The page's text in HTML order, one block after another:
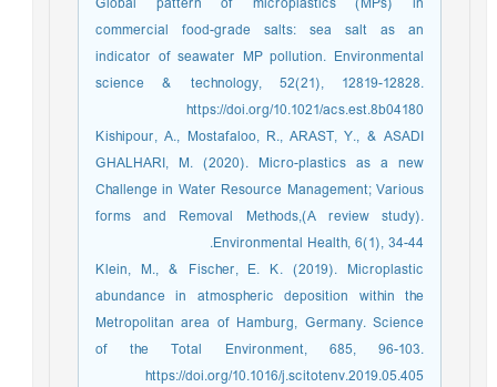
commercial food-grade salts: sea salt as an
indicator of seawater MP pollution. Environmental
science & technology, 52(21), 12819-12828.
https://doi.org/10.1021/acs.est.8b04180
Kishipour, A., Mostafaloo, R., ARAST, Y., & ASADI
GHALHARI, M. (2020). Micro-plastics as a new
Challenge in Water Resource Management; Various
forms and Removal Methods,(A review study).
Environmental Health, 6(1), 34-44.
Klein, M., & Fischer, E. K. (2019). Microplastic
abundance in atmospheric deposition within the
Metropolitan area of Hamburg, Germany. Science
of the Total Environment, 685, 96-103.
https://doi.org/10.1016/j.scitotenv.2019.05.405